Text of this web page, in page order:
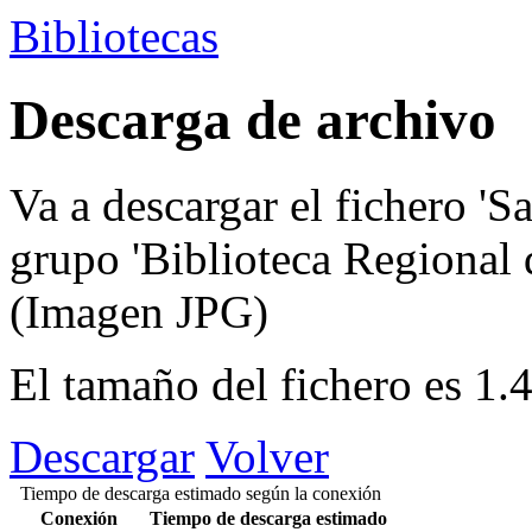
Bibliotecas
Descarga de archivo
Va a descargar el fichero
grupo 'Biblioteca Regional
(Imagen JPG)
El tamaño del fichero es
Descargar Volver
Tiempo de descarga estimado según la conexión
Conexión
Tiempo de descarga estimado